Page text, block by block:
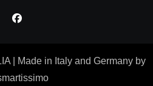
Made in Italy and Germany by